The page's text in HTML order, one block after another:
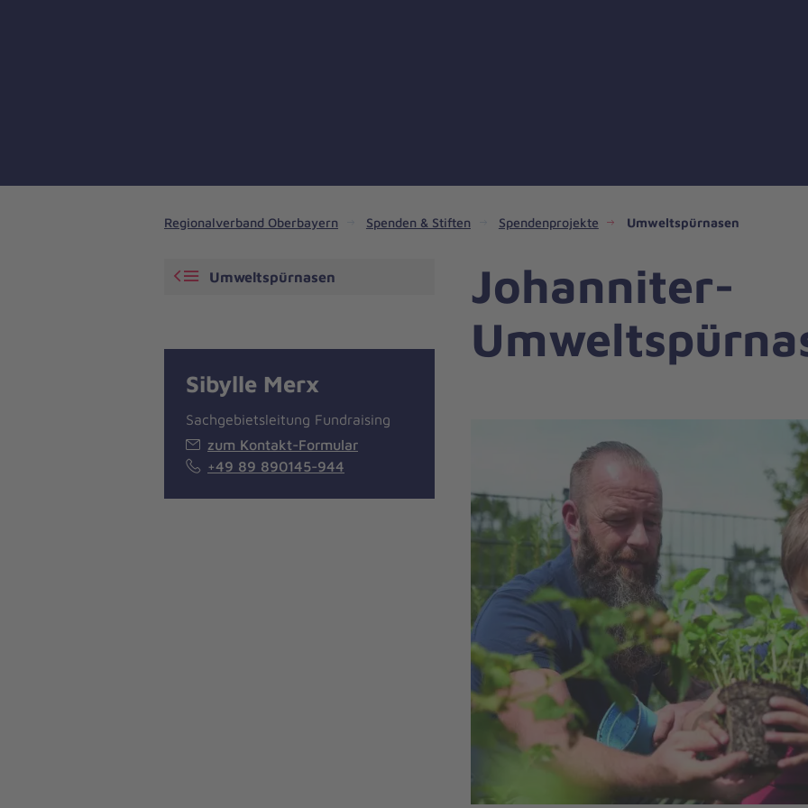
Regionalverband Oberbayern Spenden & Stiften Spendenprojekte Umweltspürnasen
Johanniter-
Umweltspürnasen
Sibylle Merx
Sachgebietsleitung Fundraising
zum Kontakt-Formular
+49 89 890145-944